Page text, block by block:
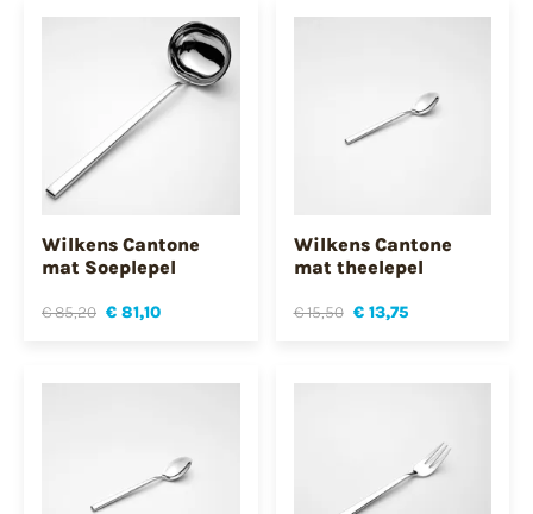
Wilkens Cantone
mat Soeplepel
€ 85,20 € 81,10
Wilkens Cantone
mat theelepel
€ 15,50 € 13,75